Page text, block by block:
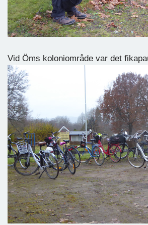
Vid Öms koloniområde var det